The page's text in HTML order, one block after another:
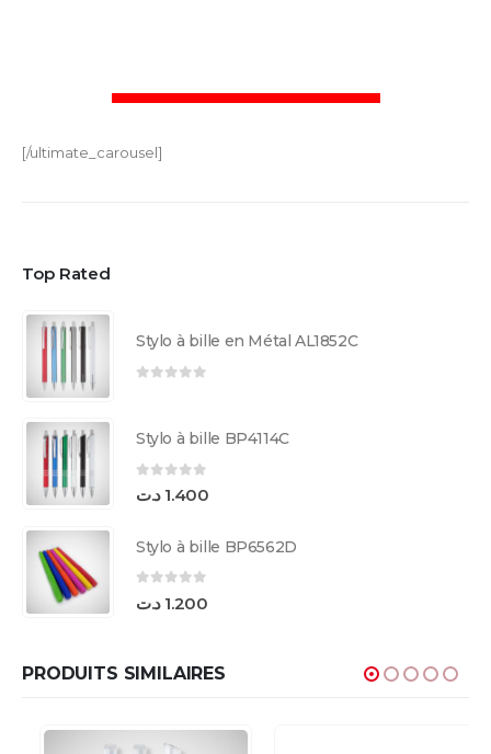
[/ultimate_carousel]
Top Rated
Stylo à bille en Métal AL1852C
Stylo à bille BP4114C
1.400 د.ت
Stylo à bille BP6562D
1.200 د.ت
PRODUITS SIMILAIRES